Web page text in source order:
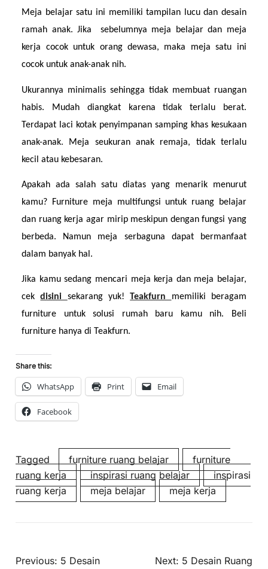
Meja belajar satu ini memiliki tampilan lucu dan desain
ramah anak. Jika  sebelumnya meja belajar dan meja
kerja cocok untuk orang dewasa, maka meja satu ini
cocok untuk anak-anak nih.
Ukurannya minimalis sehingga tidak membuat ruangan
habis. Mudah diangkat karena tidak terlalu berat.
Terdapat laci kotak penyimpanan samping khas kesukaan
anak-anak. Meja seukuran anak remaja, tidak terlalu
kecil atau kebesaran.
Apakah ada salah satu diatas yang menarik menurut
kamu? Furniture meja multifungsi untuk ruang belajar
dan ruang kerja agar mirip meskipun dengan fungsi yang
berbeda. Namun meja serbaguna dapat bermanfaat
dalam banyak hal.
Jika kamu sedang mencari meja kerja dan meja belajar,
cek disini sekarang yuk! Teakfurn memiliki beragam
furniture untuk solusi rumah baru kamu nih. Beli
furniture hanya di Teakfurn.
Share this:
WhatsApp Print Email
Facebook
Tagged furniture ruang belajar
furniture
ruang kerja
inspirasi ruang belajar
inspirasi
ruang kerja
meja belajar meja kerja
Previous: 5 Desain
Next: 5 Desain Ruang